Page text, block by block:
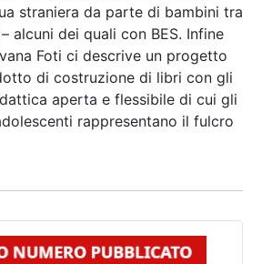
straniera da parte di bambini tra
alcuni dei quali con BES. Infine
Foti ci descrive un progetto
di costruzione di libri con gli
aperta e flessibile di cui gli
rappresentano il fulcro